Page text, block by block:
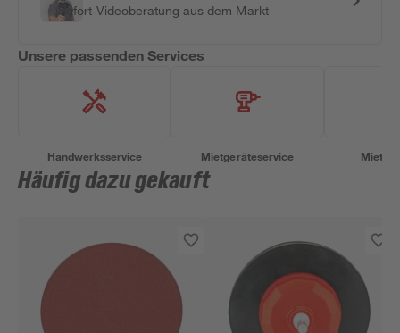
Sofort-Videoberatung aus dem Markt
Unsere passenden Services
Handwerksservice Mietgeräteservice
Häufig dazu gekauft